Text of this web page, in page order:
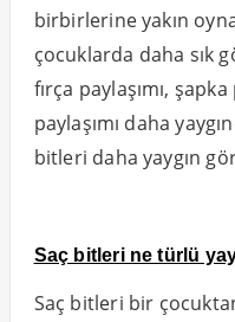
birbirlerine yakın
çocuklarda daha sık
fırça paylaşımı,
paylaşımı daha
bitleri daha yaygın
Saç bitleri ne türlü
Saç bitleri bir